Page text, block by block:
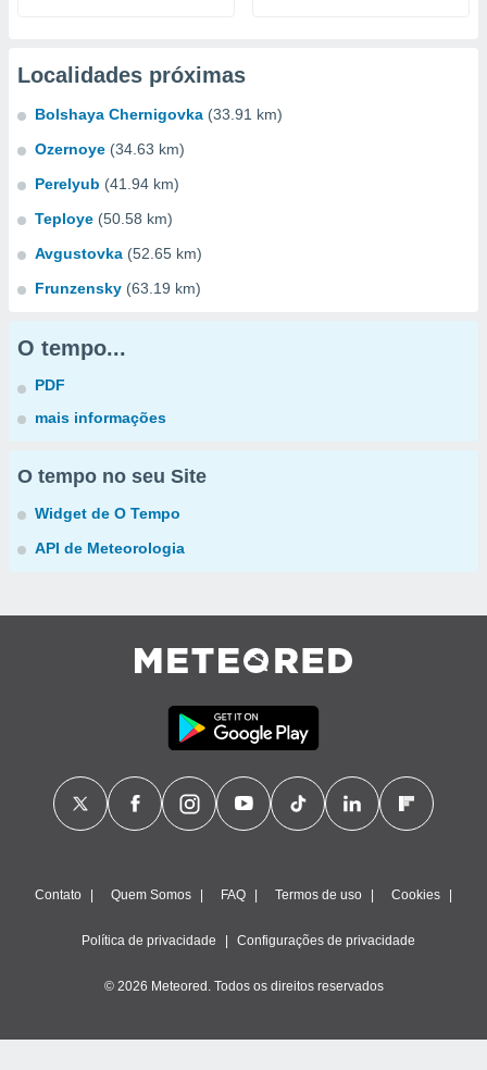
Localidades próximas
Bolshaya Chernigovka (33.91 km)
Ozernoye (34.63 km)
Perelyub (41.94 km)
Teploye (50.58 km)
Avgustovka (52.65 km)
Frunzensky (63.19 km)
O tempo...
PDF
mais informações
O tempo no seu Site
Widget de O Tempo
API de Meteorologia
Contato Quem Somos FAQ Termos de uso Cookies
Política de privacidade Configurações de privacidade
© 2026 Meteored. Todos os direitos reservados